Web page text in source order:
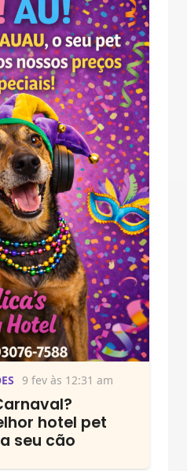
9 fev às 12:31 am
hotel pet
seu cão